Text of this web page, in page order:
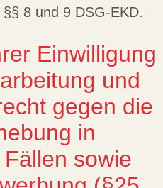
8 und 9 DSG-EKD.
Einwilligung
und
gegen die
in
sowie